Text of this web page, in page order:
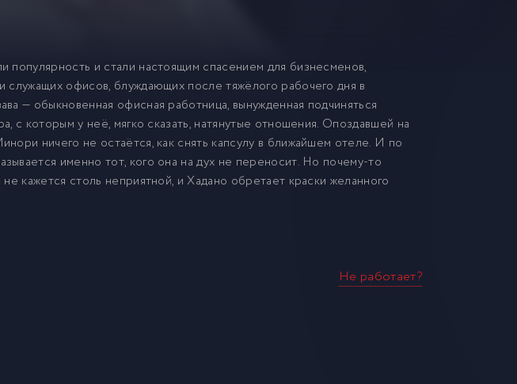
популярность и стали настоящим спасением для бизнесменов,
служащих офисов, блуждающих после тяжёлого рабочего дня в
— обыкновенная офисная работница, вынужденная подчиняться
с которым у неё, мягко сказать, натянутые отношения. Опоздавшей на
ничего не остаётся, как снять капсулу в ближайшем отеле. И по
именно тот, кого она на дух не переносит. Но почему-то
кажется столь неприятной, и Хадано обретает краски желанного
Не работает?